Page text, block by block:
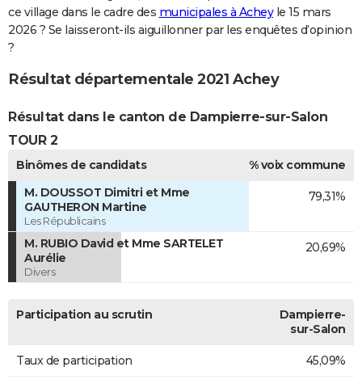
ce village dans le cadre des municipales à Acheyle 15 mars
2026 ? Se laisseront-ils aiguillonner par les enquêtes d’opinion
?
Résultat départementale 2021 Achey
Résultat dans le canton de Dampierre-sur-Salon
TOUR 2
Binômes de candidats
% voix commune
M. DOUSSOT Dimitri et Mme
GAUTHERON Martine
Les Républicains
79,31%
M. RUBIO David et Mme SARTELET
Aurélie
Divers
20,69%
Participation au scrutin
Dampierre-
sur-Salon
Taux de participation 45,09%